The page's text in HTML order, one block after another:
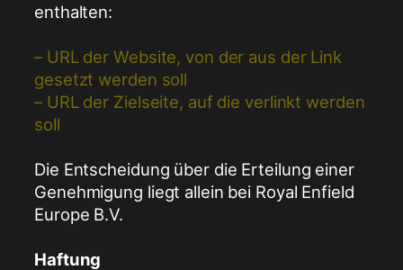
enthalten:
– URL der Website, von der aus der Link
gesetzt werden soll
– URL der Zielseite, auf die verlinkt werden
soll
Die Entscheidung über die Erteilung einer
Genehmigung liegt allein bei Royal Enfield
Europe B.V.
Haftung